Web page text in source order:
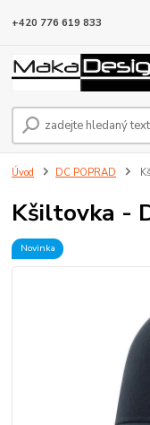
+420 776 619 833
Úvod DC POPRAD
Kšiltovka -
Novinka